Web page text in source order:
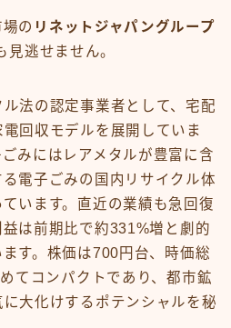
の リネットジャパングループ
見逃せません。
法の認定事業者として、宅配
回収モデルを展開していま
みにはレアメタルが豊富に含
電子ごみの国内リサイクル体
います。直近の業績も急回復
は前期比で約331%増と劇的
す。株価は700円台、時価総
てコンパクトであり、都市鉱
大化けするポテンシャルを秘